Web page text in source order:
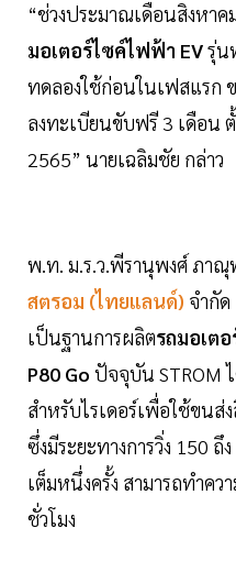
“ช่วงประมาณเดือนสิงหาค
มอเตอร์ไซค์ไฟฟ้า EVรุ่น
ทดลองใช้ก่อนในเฟสแรก
ลงทะเบียนขับฟรี 3 เดือน
2565” นายเฉลิมชัย กล่าว
พ.ท. ม.ร.ว.พีรานุพงศ์ ภา
สตรอม (ไทยแลนด์) จำกัด
เป็นฐานการผลิตรถมอเต
P80 Go ปัจจุบัน STROM
สำหรับไรเดอร์เพื่อใช้ขน
ซึ่งมีระยะทางการวิ่ง 150 ถึ
เต็มหนึ่งครั้ง สามารถทำคว
ชั่วโมง